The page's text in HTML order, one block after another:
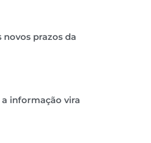
novos prazos da
a informação vira